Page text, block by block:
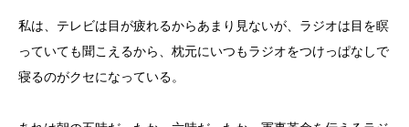
私は、テレビは目が疲れるからあまり見ないが、ラジオは目を瞑
っていても聞こえるから、枕元にいつもラジオをつけっぱなしで
寝るのがクセになっている。